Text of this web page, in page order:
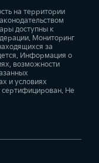
на территории
доступны к
Мониторинг
за
Информация о
возможности
и условиях
сертифицирован. Не